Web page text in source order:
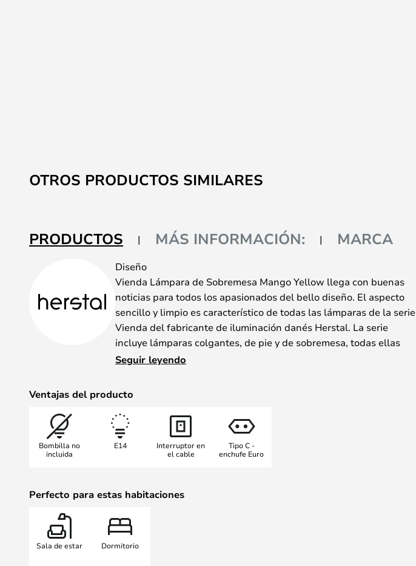
OTROS PRODUCTOS SIMILARES
PRODUCTOS MÁS INFORMACIÓN: MARCA
Diseño
Vienda Lámpara de Sobremesa Mango Yellow llega con buenas
noticias para todos los apasionados del bello diseño. El aspecto
sencillo y limpio es característico de todas las lámparas de la serie
Vienda del fabricante de iluminación danés Herstal. La serie
incluye lámparas colgantes, de pie y de sobremesa, todas ellas
caracterizadas por el mismo diseño simple y la misma forma
huella en el entorno.
El diseño de la pantalla en forma de bol emite una luz direccionada
hacia abajo. La luz también se emite el propio material de la
un downlight efectivo. Las lámparas Vienda, al encontrarse
opciones en la elección del modelo de iluminación.
Seguir leyendo
Ventajas del producto
Bombilla no
incluida
E14
Interruptor en
el cable
Tipo C -
enchufe Euro
Perfecto para estas habitaciones
Sala de estar Dormitorio